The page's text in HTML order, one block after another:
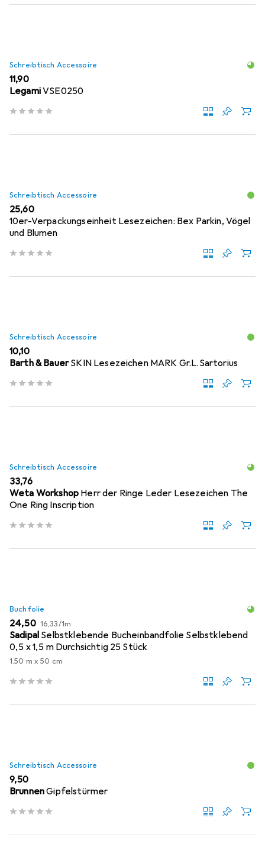
Schreibtisch Accessoire
EUR
11,90
LegamiVSE0250
Schreibtisch Accessoire
EUR
25,60
10er-Verpackungseinheit Lesezeichen: Bex Parkin, Vögel
und Blumen
Schreibtisch Accessoire
EUR
10,10
Barth & BauerSKIN Lesezeichen MARK Gr.L.Sartorius
Schreibtisch Accessoire
EUR
33,76
Weta Workshop Herr der Ringe Leder Lesezeichen The
One Ring Inscription
Buchfolie
EUR
24,50 EUR
16,33/1m
Sadipal Selbstklebende Bucheinbandfolie Selbstklebend
0,5 x 1,5 m Durchsichtig 25 Stück
1.50 m x 50 cm
Schreibtisch Accessoire
EUR
9,50
BrunnenGipfelstürmer